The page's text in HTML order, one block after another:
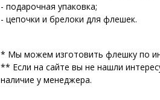
- подарочная упаковка;
- цепочки и брелоки для флешек.
* Мы можем изготовить флешку по
** Если на сайте вы не нашли
наличие у менеджера.